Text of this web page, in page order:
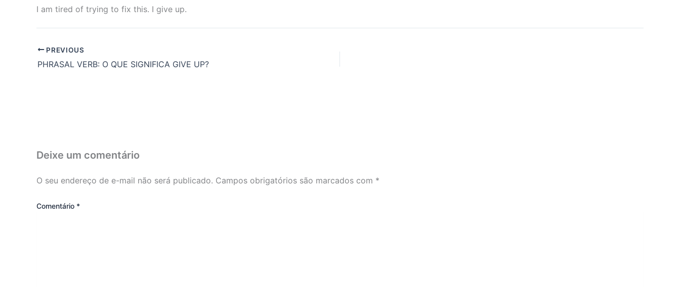
I am tired of trying to fix this. I give up.
PREVIOUS
PHRASAL VERB: O QUE SIGNIFICA GIVE UP?
Deixe um comentário
O seu endereço de e-mail não será publicado. Campos obrigatórios são marcados com *
Comentário *